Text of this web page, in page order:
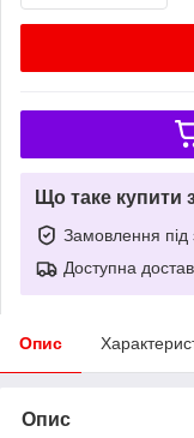
Що таке купити
Замовлення під
Доступна
Опис
Опис